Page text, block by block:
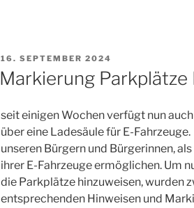
VERÖFFENTLICHT
AM
16. SEPTEMBER 2024
Markierung Parkplätze
seit einigen Wochen verfügt nun
über eine Ladesäule für E-
unseren Bürgern und Bürgerinnen,
ihrer E-Fahrzeuge ermöglichen. Um
die Parkplätze hinzuweisen, wurden
entsprechenden Hinweisen und